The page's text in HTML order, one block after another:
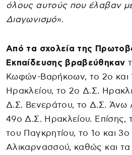
όλους αυτούς που έλαβαν
Διαγωνισμό».
Από τα σχολεία της
Εκπαίδευσης βραβεύθηκαν
Κωφών-Βαρήκοων, το 2ο και
Ηρακλείου, το 2ο Δ.Σ.
Δ.Σ. Βενεράτου, το Δ.Σ. Άνω
49ο Δ.Σ. Ηρακλείου. Επίσης,
του Παγκρητίου, το 1ο και
Αλικαρνασσού, καθώς και τα